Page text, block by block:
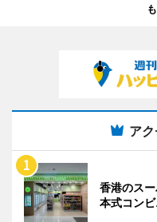
ア
香港のス
本式コン